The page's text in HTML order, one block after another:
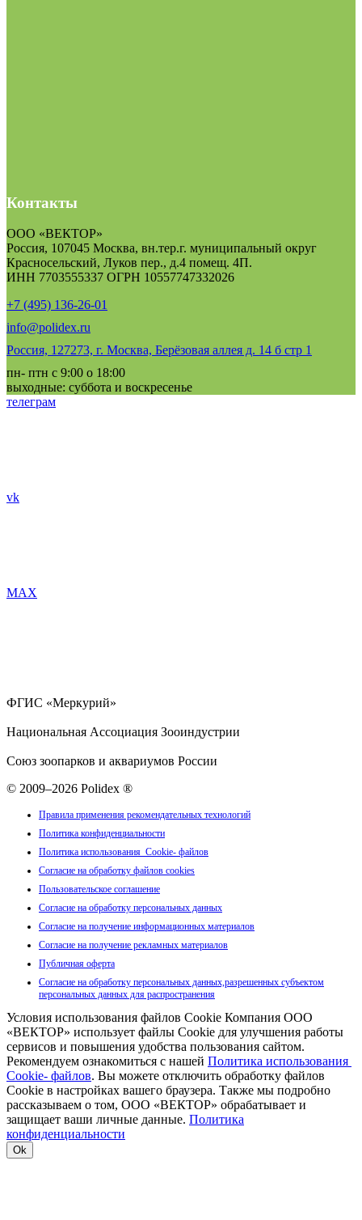
Контакты
ООО «ВЕКТОР»
Россия, 107045 Москва, вн.тер.г. муниципальный округ
Красносельский, Луков пер., д.4 помещ. 4П.
ИНН 7703555337 ОГРН 10557747332026
+7 (495) 136-26-01
info@polidex.ru
Россия, 127273, г. Москва, Берёзовая аллея д. 14 б стр 1
пн- птн с 9:00 о 18:00
выходные: суббота и воскресенье
телеграм
vk
MAX
ФГИС «Меркурий»
Национальная Ассоциация Зооиндустрии
Союз зоопарков и аквариумов России
© 2009–2026 Polidex ®
Правила применения рекомендательных технологий
Политика конфиденциальности
Политика использования Cookie- файлов
Согласие на обработку файлов cookies
Пользовательское соглашение
Согласие на обработку персональных данных
Согласие на получение информационных материалов
Согласие на получение рекламных материалов
Публичная оферта
Согласие на обработку персональных данных,разрешенных субъектом
персональных данных для распространения
Условия использования файлов Cookie Компания ООО
«ВЕКТОР» использует файлы Cookie для улучшения работы
сервисов и повышения удобства пользования сайтом.
Рекомендуем ознакомиться с нашей Политика использования
Cookie- файлов. Вы можете отключить обработку файлов
Cookie в настройках вашего браузера. Также мы подробно
рассказываем о том, ООО «ВЕКТОР» обрабатывает и
защищает ваши личные данные. Политика
конфиденциальности
Ok